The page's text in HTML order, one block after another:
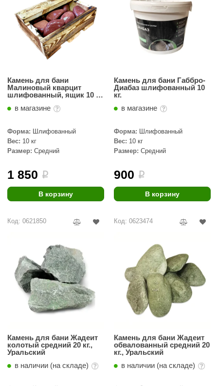
Камень для бани
Малиновый кварцит
шлифованный, ящик 10 кг,
в магазине
Форма: Шлифованный
Вес: 10 кг
Размер: Средний
1 850 i
В корзину
Камень для бани Габбро-
Диабаз шлифованный 10
кг.
в магазине
Форма: Шлифованный
Вес: 10 кг
Размер: Средний
900 i
В корзину
Код: 0621850
Камень для бани Жадеит
колотый средний 20 кг.,
Уральский
в наличии (на складе)
Код: 0623474
Камень для бани Жадеит
обвалованный средний 20
кг., Уральский
в наличии (на складе)